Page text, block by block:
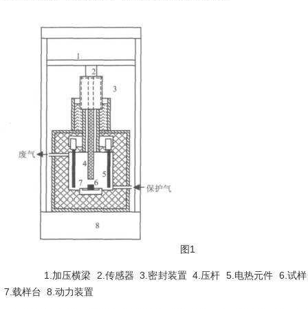
图1
1.加压横梁 2.传感器 3.密封装置 4.压杆 5.电热元件 6.试样
7.载样台 8.动力装置